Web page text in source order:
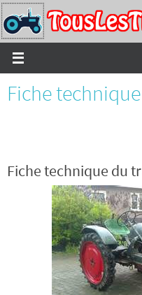
Passer
vers
le
contenu
Fiche
Fiche technique du